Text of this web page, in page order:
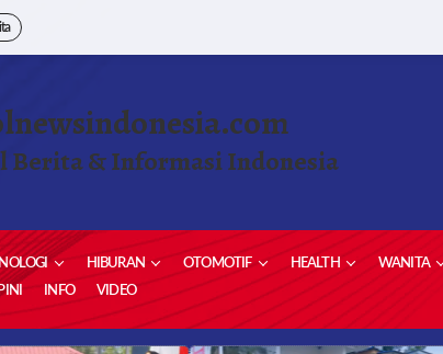
Berita & Informasi Indonesia
HIBURAN OTOMOTIF HEALTH WANITA
INFO VIDEO